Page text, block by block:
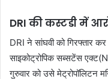
DRI की कस्टडी में
DRI ने सांघवी को गिरफ्तार
साइकोट्रोपिक सब्सटेंस
गुरुवार को उसे मेट्रोपॉलिटन